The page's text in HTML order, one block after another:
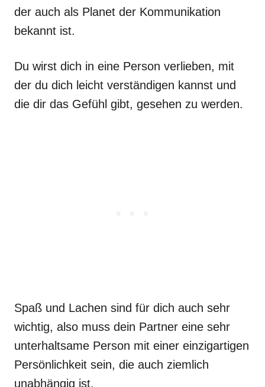
der auch als Planet der Kommunikation
bekannt ist.
Du wirst dich in eine Person verlieben, mit
der du dich leicht verständigen kannst und
die dir das Gefühl gibt, gesehen zu werden.
Spaß und Lachen sind für dich auch sehr
wichtig, also muss dein Partner eine sehr
unterhaltsame Person mit einer einzigartigen
Persönlichkeit sein, die auch ziemlich
unabhängig ist.